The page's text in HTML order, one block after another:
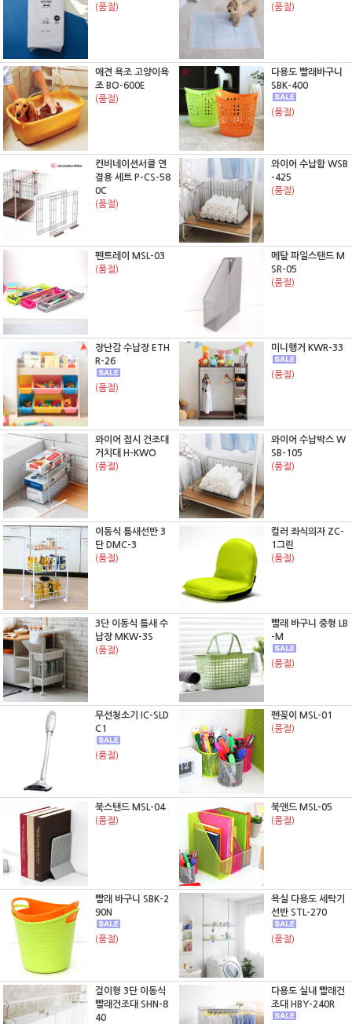
(품절)
(품절)
애견 욕조 고양이욕
조 BO-600E
(품절)
다용도 빨래바구니
SBK-400
(품절)
컨비네이션서클 연
결용 세트 P-CS-58
0C
(품절)
와이어 수납함 WSB
-425
(품절)
펜트레이 MSL-03
(품절)
메탈 파일스탠드 M
SR-05
(품절)
장난감 수납장 ETH
R-26
(품절)
미니행거 KWR-33
(품절)
와이어 접시 건조대
거치대 H-KWO
(품절)
와이어 수납박스 W
SB-105
(품절)
이동식 틈새선반 3
단 DMC-3
(품절)
컬러 좌식의자 ZC-
1그린
(품절)
3단 이동식 틈새 수
납장 MKW-3S
(품절)
빨래 바구니 중형 LB
-M
(품절)
무선청소기 IC-SLD
C1
(품절)
펜꽂이 MSL-01
(품절)
북스탠드 MSL-04
(품절)
북앤드 MSL-05
(품절)
빨래 바구니 SBK-2
90N
(품절)
욕실 다용도 세탁기
선반 STL-270
(품절)
걸이형 3단 이동식
빨래건조대 SHN-8
40
다용도 실내 빨래건
조대 HBY-240R